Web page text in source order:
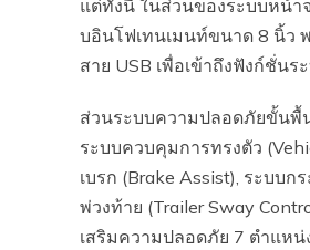
แต่ทั้งนี้ ในส่วนของระบบหน้า
บอินโฟเทนเมนท์ขนาด 8 นิ้ว
สาย USB เพื่อเข้าถึงฟังก์ชั่น
ส่วนระบบความปลอดภัยขั้นพื้
ระบบควบคุมการทรงตัว
เบรก (Brake Assist), ระบบ
พ่วงท้าย (Trailer Sway
เสริมความปลอดภัย 7 ตำแหน่